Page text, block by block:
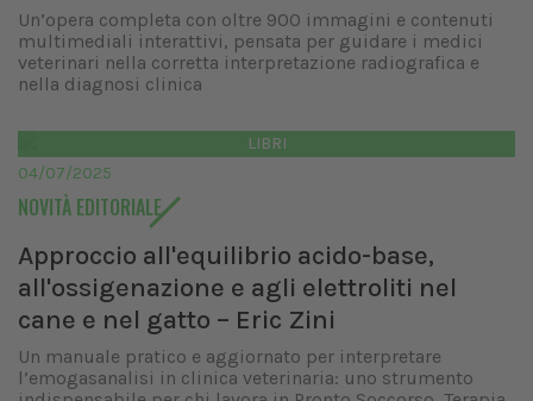
Un’opera completa con oltre 900 immagini e contenuti
multimediali interattivi, pensata per guidare i medici
veterinari nella corretta interpretazione radiografica e
nella diagnosi clinica
LIBRI
04/07/2025
NOVITÀ EDITORIALE
Approccio all'equilibrio acido-base,
all'ossigenazione e agli elettroliti nel
cane e nel gatto – Eric Zini
Un manuale pratico e aggiornato per interpretare
l’emogasanalisi in clinica veterinaria: uno strumento